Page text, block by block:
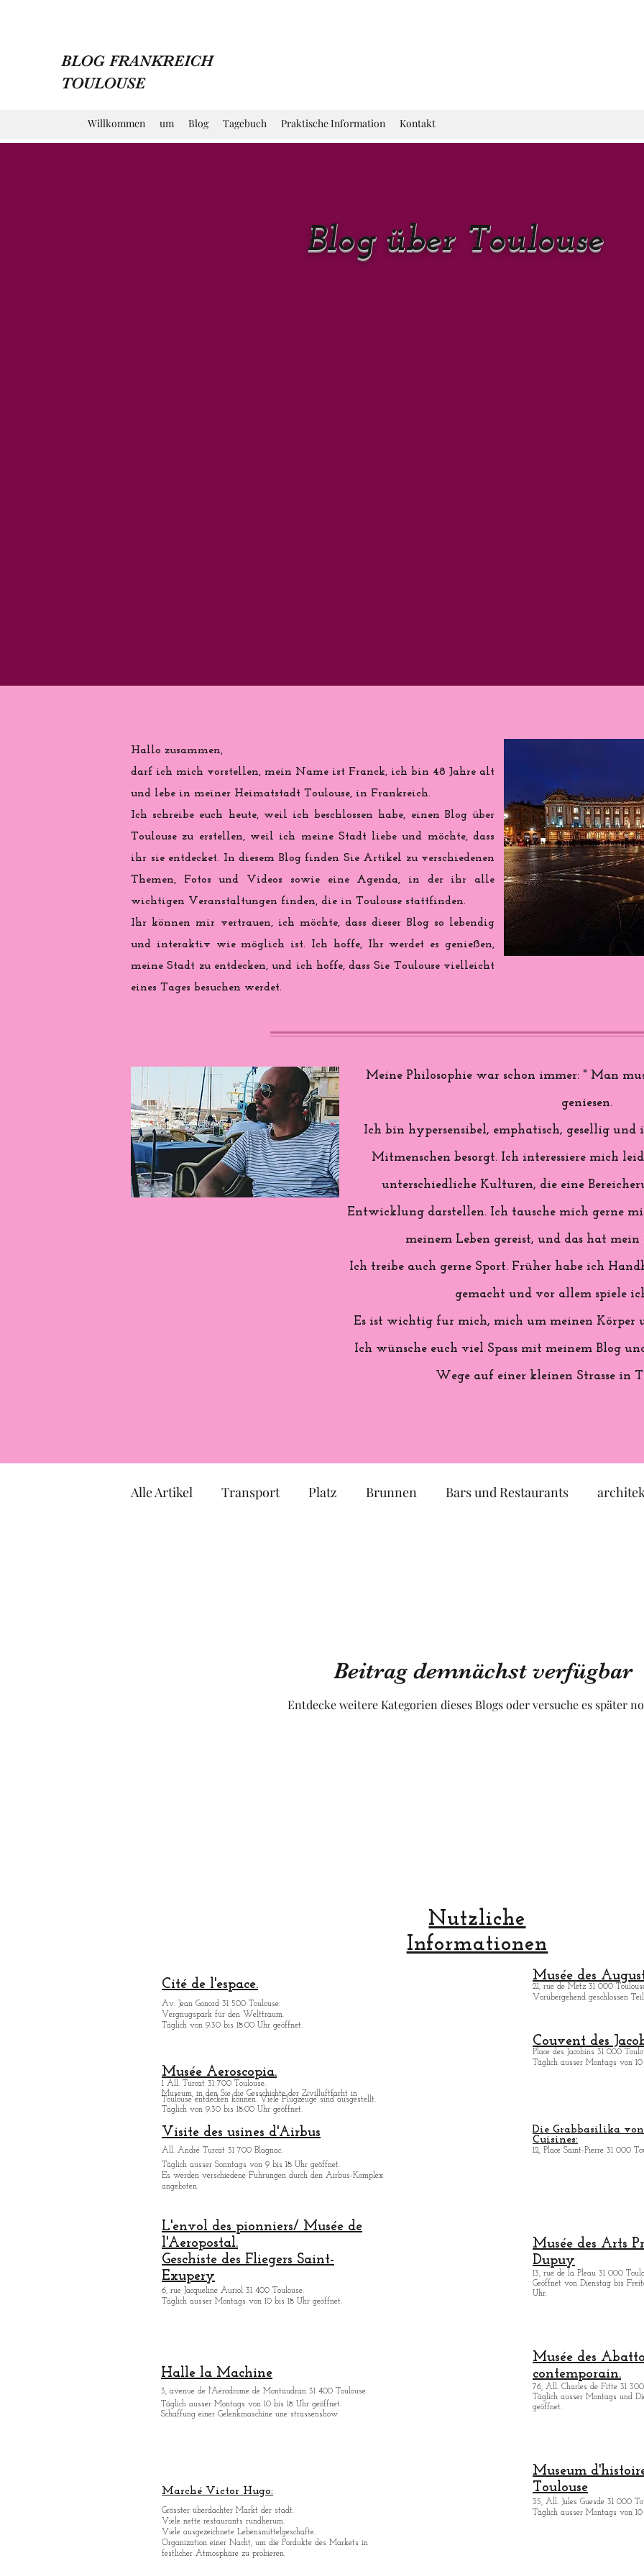
BLOG FRANKREICH
TOULOUSE
Willkommen um Blog Tagebuch Praktische Information Kontakt
Blog über Toulouse
Hallo zusammen,
darf ich mich vorstellen, mein Name ist Franck, ich bin 48 Jahre alt
und lebe in meiner Heimatstadt Toulouse, in Frankreich.
Ich schreibe euch heute, weil ich beschlossen habe, einen Blog über
Toulouse zu erstellen, weil ich meine Stadt liebe und möchte, dass
ihr sie entdecket. In diesem Blog finden Sie Artikel zu verschiedenen
Themen, Fotos und Videos sowie eine Agenda, in der ihr alle
wichtigen Veranstaltungen finden, die in Toulouse stattfinden.
Ihr können mir vertrauen, ich möchte, dass dieser Blog so lebendig
und interaktiv wie möglich ist. Ich hoffe, Ihr werdet es genießen,
meine Stadt zu entdecken, und ich hoffe, dass Sie Toulouse vielleicht
eines Tages besuchen werdet.
Meine Philosophie war schon immer: " Man
geniesen.
Ich bin hypersensibel, emphatisch, gesellig
Mitmenschen besorgt. Ich interessiere mich
unterschiedliche Kulturen, die eine
Entwicklung darstellen. Ich tausche mich gerne
meinem Leben gereist, und das hat mein
Ich treibe auch gerne Sport. Früher habe ich
gemacht und vor allem spiele
Es ist wichtig fur mich, mich um meinen Körper
Ich wünsche euch viel Spass mit meinem Blog
Wege auf einer kleinen Strasse in
Alle Artikel Transport Platz Brunnen Bars und Restaurants
Obst und Gemüse Luftfahrt Fakultät
Beitrag demnächst verfügbar
Entdecke weitere Kategorien dieses Blogs oder versuche es später
Nutzliche
Informationen
Cité de l'espace.
Av. Jean Gonord 31 500 Toulouse.
Vergnugspark für den Welttraum.
Täglich von 9:30 bis 18:00 Uhr geöffnet.
Musée des
21, rue de Metz 31 000
Vorübergehend geschlossen
Couvent des
Place des Jacobins 31 000
Täglich ausser Montags von
Musée Aeroscopia.
1 All. Turcat 31 700 Toulouse.
Museum, in den Sie die Gesschichte der Zivilluftfarht in
Toulouse entdecken können. Viele Flugzeuge sind ausgestellt.
Täglich von 9:30 bis 18:00 Uhr geöffnet.
Visite des usines d'Airbus
All. André Turcat 31 700 Blagnac.
Täglich ausser Sonntags von 9 bis 18 Uhr geöffnet.
Es werden verschiedene Fuhrungen durch den Airbus-Komplex
angeboten.
L'envol des pionniers/ Musée de
l'Aeropostal.
Geschiste des Fliegers Saint-
Exupery
6, rue Jacqueline Auriol 31 400 Toulouse.
Täglich ausser Montags von 10 bis 18 Uhr geöffnet.
Halle la Machine
3, avenue de l'Aérodrome de Montaudran 31 400 Toulouse.
Täglich ausser Montags von 10 bis 18 Uhr geöffnet.
Schaffung einer Gelenkmaschine une strassenshow.
Marché Victor Hugo:
Grösster überdachter Markt der stadt.
Viele nette restaurants rundherum.
Viele ausgezeichnete Lebensmittelgeschafte.
Organization einer Nacht, um die Pordukte des Markets in
festlicher Atmosphäre zu probieren.
Die Grabbasilika
Cuisines:
12, Place Saint-Pierre 31 000
Musée des Arts
Dupuy
13, rue de la Pleau 31 000
Geöffnet von Dienstag bis
Uhr.
Musée des
contemporain.
76, All. Charles de Fitte 31 300
Täglich ausser Montags und
geöffnet.
Museum
Toulouse
35, All. Jules Guesde 31 000
Täglich ausser Montags von